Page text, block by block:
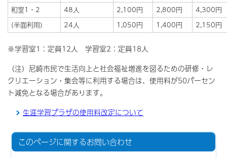
和室1・2
48人 2,100円 2,800円
4,300円
(半面利用)
24人 1,050円 1,400円 2,150円
※学習室1：定員12人 学習室2：定員18人
（注）尼崎市民で生活向上と社会福祉増進を図るための研修・レ
クリエーション・集会等に利用する場合は、使用料が50パーセン
ト減免となる場合があります。
生涯学習プラザの使用料改定について
このページに関するお問い合わせ